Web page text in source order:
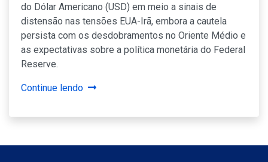
do Dólar Americano (USD) em meio a sinais de
distensão nas tensões EUA-Irã, embora a cautela
persista com os desdobramentos no Oriente Médio e
as expectativas sobre a política monetária do Federal
Reserve.
Continue lendo